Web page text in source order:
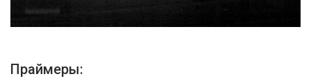
Праймеры: